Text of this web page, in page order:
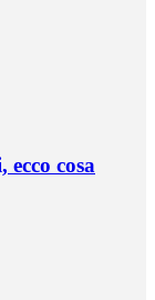
cosa